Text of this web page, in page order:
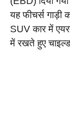
यह फीचर्स
SUV कार में
में रखते हुए